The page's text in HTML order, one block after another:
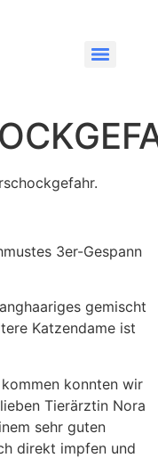
3er-Gespann
gemischt
Katzendame ist
konnten wir
Tierärztin Nora
sehr guten
direkt impfen und